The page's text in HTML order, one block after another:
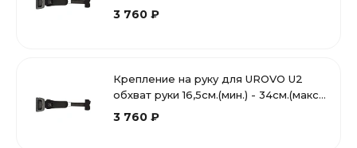
с регулятором размера
3 760 ₽
Крепление на руку для UROVO U2
обхват руки 16,5см.(мин.) - 34см.(макс.)
с регулятором размер
3 760 ₽